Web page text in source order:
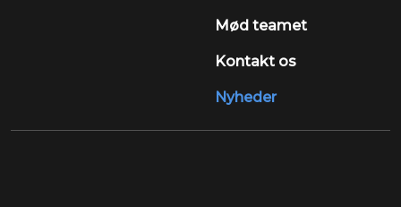
Mød teamet
Kontakt os
Nyheder